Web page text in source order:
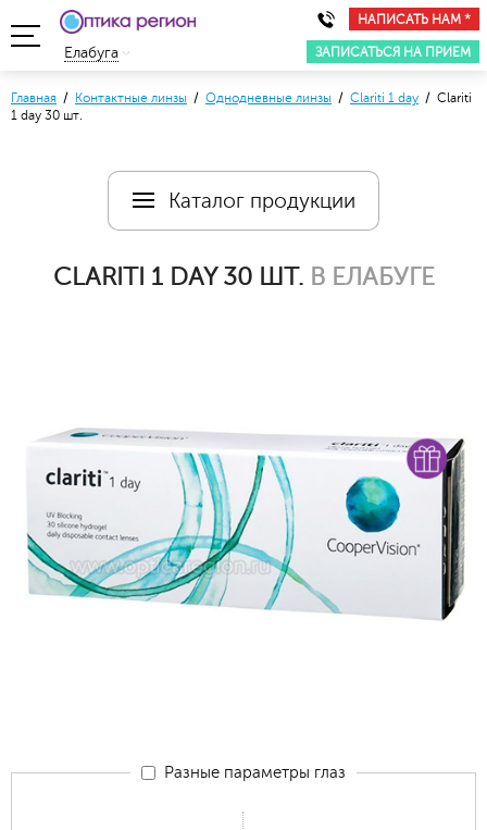
НАПИСАТЬ НАМ *
ЗАПИСАТЬСЯ НА ПРИЕМ
Елабуга
Главная / Контактные линзы / Однодневные линзы / Clariti 1 day / Clariti
1 day 30 шт.
Каталог продукции
CLARITI 1 DAY 30 ШТ.В ЕЛАБУГЕ
Разные параметры глаз